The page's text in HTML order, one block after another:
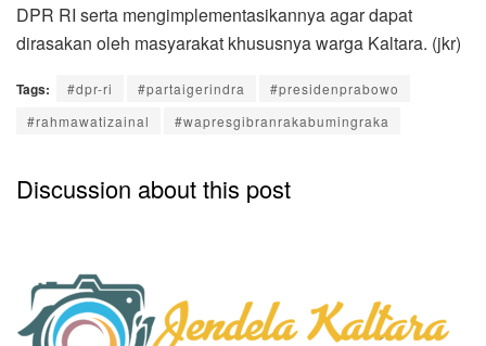
DPR RI serta mengimplementasikannya agar dapat
dirasakan oleh masyarakat khususnya warga Kaltara. (jkr)
Tags: #dpr-ri #partaigerindra
#presidenprabowo
#rahmawatizainal
#wapresgibranrakabumingraka
Discussion about this post